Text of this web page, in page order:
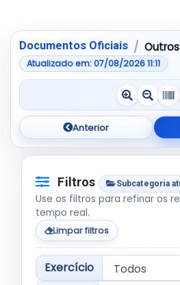
Pular para a tabela de
Mostrando de 1 até 10 de 67
Documentos Oficiais Outros
Atualizado em: 07/08/2026 11:11
Anterior
Filtros Subcategoria
Use os filtros para refinar os
tempo real.
Limpar filtros
Exercício